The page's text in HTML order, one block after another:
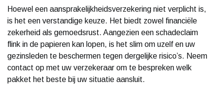
Hoewel een aansprakelijkheidsverzekering niet verplicht is,
is het een verstandige keuze. Het biedt zowel financiële
zekerheid als gemoedsrust. Aangezien een schadeclaim
flink in de papieren kan lopen, is het slim om uzelf en uw
gezinsleden te beschermen tegen dergelijke risico’s. Neem
contact op met uw verzekeraar om te bespreken welk
pakket het beste bij uw situatie aansluit.